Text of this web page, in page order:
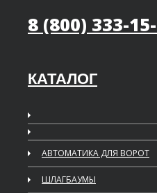
8 (800) 333-
КАТАЛОГ
АВТОМАТИКА ДЛЯ ВОРОТ
ШЛАГБАУМЫ